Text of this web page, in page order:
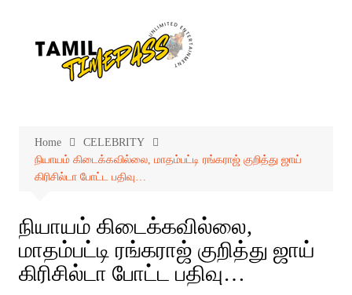
Home
CELEBRITY
நியாயம் கிடைக்கவில்லை, மாதம்பட்டி ரங்கராஜ் குறித்து ஜாய்
கிரிசில்டா போட்ட பதிவு…
நியாயம் கிடைக்கவில்லை,
மாதம்பட்டி ரங்கராஜ் குறித்து ஜாய்
கிரிசில்டா போட்ட பதிவு…